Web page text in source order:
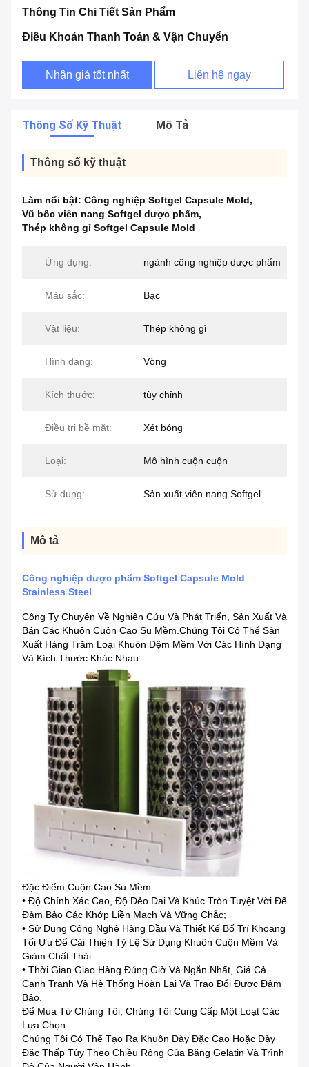
Thông Tin Chi Tiết Sản Phẩm
Điều Khoản Thanh Toán & Vận Chuyển
Nhận giá tốt nhất Liên hệ ngay
Thông Số Kỹ Thuật Mô Tả
Thông số kỹ thuật
Làm nổi bật: Công nghiệp Softgel Capsule Mold,
Vũ bốc viên nang Softgel dược phẩm,
Thép không gỉ Softgel Capsule Mold
Ứng dụng: ngành công nghiệp dược phẩm
Màu sắc: Bạc
Vật liệu: Thép không gỉ
Hình dạng: Vòng
Kích thước: tùy chỉnh
Điều trị bề mặt: Xét bóng
Loại: Mô hình cuộn cuộn
Sử dụng: Sản xuất viên nang Softgel
Mô tả
Công nghiệp dược phẩm Softgel Capsule Mold
Stainless Steel
Công Ty Chuyên Về Nghiên Cứu Và Phát Triển, Sản Xuất Và
Bán Các Khuôn Cuộn Cao Su Mềm.Chúng Tôi Có Thể Sản
Xuất Hàng Trăm Loại Khuôn Đệm Mềm Với Các Hình Dạng
Và Kích Thước Khác Nhau.
Đặc Điểm Cuộn Cao Su Mềm
• Độ Chính Xác Cao, Độ Dẻo Dai Và Khúc Tròn Tuyệt Vời Để
Đảm Bảo Các Khớp Liền Mạch Và Vững Chắc;
• Sử Dụng Công Nghệ Hàng Đầu Và Thiết Kế Bố Trí Khoang
Tối Ưu Để Cải Thiện Tỷ Lệ Sử Dụng Khuôn Cuộn Mềm Và
Giảm Chất Thải.
• Thời Gian Giao Hàng Đúng Giờ Và Ngắn Nhất, Giá Cả
Cạnh Tranh Và Hệ Thống Hoàn Lại Và Trao Đổi Được Đảm
Bảo.
Để Mua Từ Chúng Tôi, Chúng Tôi Cung Cấp Một Loạt Các
Lựa Chọn:
Chúng Tôi Có Thể Tạo Ra Khuôn Dày Đặc Cao Hoặc Dày
Đặc Thấp Tùy Theo Chiều Rộng Của Băng Gelatin Và Trình